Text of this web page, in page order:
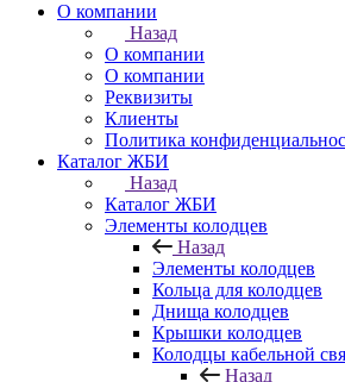
О компании
Назад
О компании
О компании
Реквизиты
Клиенты
Политика
Каталог ЖБИ
Назад
Каталог ЖБИ
Элементы колодцев
Назад
Элементы колодцев
Кольца для колодцев
Днища колодцев
Крышки колодцев
Колодцы кабельной
Назад